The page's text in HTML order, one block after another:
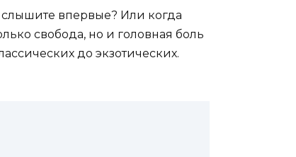
слышите впервые? Или когда
свобода, но и головная боль
до экзотических.